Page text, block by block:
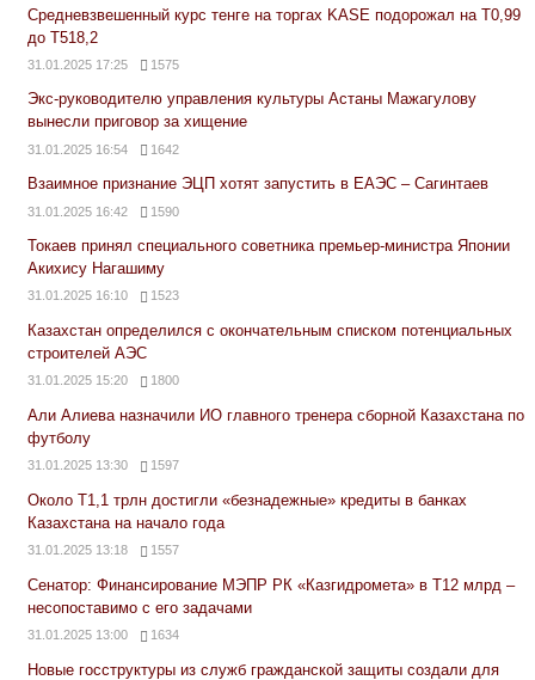
Средневзвешенный курс тенге на торгах KASE подорожал на Т0,99
до Т518,2
31.01.2025 17:25 1575
Экс-руководителю управления культуры Астаны Мажагулову
вынесли приговор за хищение
31.01.2025 16:54 1642
Взаимное признание ЭЦП хотят запустить в ЕАЭС – Сагинтаев
31.01.2025 16:42 1590
Токаев принял специального советника премьер-министра Японии
Акихису Нагашиму
31.01.2025 16:10 1523
Казахстан определился с окончательным списком потенциальных
строителей АЭС
31.01.2025 15:20 1800
Али Алиева назначили ИО главного тренера сборной Казахстана по
футболу
31.01.2025 13:30 1597
Около Т1,1 трлн достигли «безнадежные» кредиты в банках
Казахстана на начало года
31.01.2025 13:18 1557
Сенатор: Финансирование МЭПР РК «Казгидромета» в Т12 млрд –
несопоставимо с его задачами
31.01.2025 13:00 1634
Новые госструктуры из служб гражданской защиты создали для